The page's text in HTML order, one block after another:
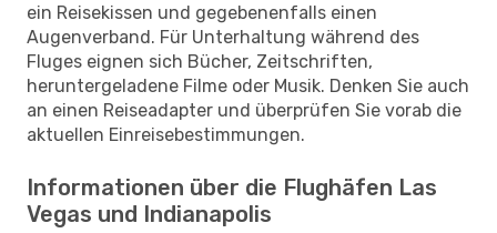
ein Reisekissen und gegebenenfalls einen
Augenverband. Für Unterhaltung während des
Fluges eignen sich Bücher, Zeitschriften,
heruntergeladene Filme oder Musik. Denken Sie auch
an einen Reiseadapter und überprüfen Sie vorab die
aktuellen Einreisebestimmungen.
Informationen über die Flughäfen Las
Vegas und Indianapolis